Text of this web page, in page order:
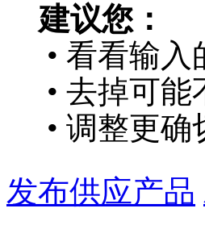
建议您：
• 看看输
• 去掉可能
• 调整更
发布供应产品